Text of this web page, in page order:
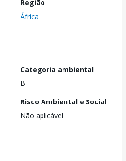
Região
África
Categoria ambiental
B
Risco Ambiental e Social
Não aplicável